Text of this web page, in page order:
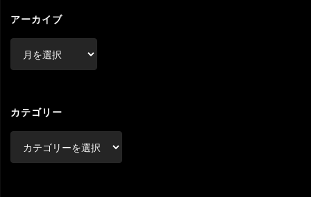
アーカイブ
ブ
カテゴリー